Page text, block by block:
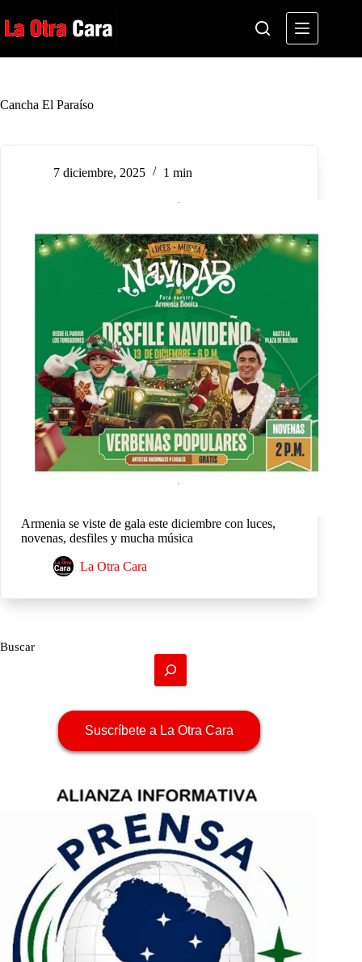
al
contenido
Cancha El Paraíso
7 diciembre, 2025 1 min
Armenia se viste de gala este diciembre con luces,
novenas, desfiles y mucha música
La Otra Cara
Buscar
Suscríbete a La Otra Cara